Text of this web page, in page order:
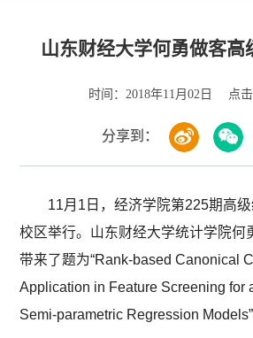
山东财经大学何勇做客高
时间： 2018年11月02日 点击
分享到：
11月1日，经济学院第225期高
校区举行。山东财经大学统计学院何
带来了题为“Rank-based Canonical
Application in Feature Screening for
Semi-parametric Regression Models”